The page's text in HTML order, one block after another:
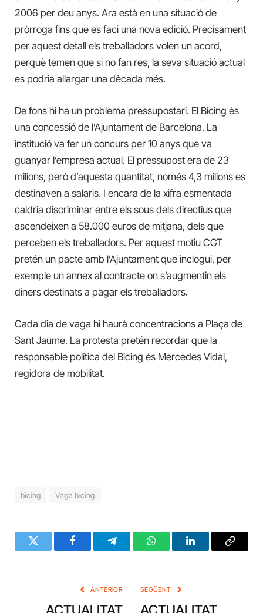
2006 per deu anys. Ara està en una situació de
pròrroga fins que es faci una nova edició. Precisament
per aquest detall els treballadors volen un acord,
perquè temen que si no fan res, la seva situació actual
es podria allargar una dècada més.
De fons hi ha un problema pressupostari. El Bicing és
una concessió de l’Ajuntament de Barcelona. La
institució va fer un concurs per 10 anys que va
guanyar l’empresa actual. El pressupost era de 23
milions, però d’aquesta quantitat, només 4,3 milions es
destinaven a salaris. I encara de la xifra esmentada
caldria discriminar entre els sous dels directius que
ascendeixen a 58.000 euros de mitjana, dels que
perceben els treballadors. Per aquest motiu CGT
pretén un pacte amb l’Ajuntament que inclogui, per
exemple un annex al contracte on s’augmentin els
diners destinats a pagar els treballadors.
Cada dia de vaga hi haurà concentracions a Plaça de
Sant Jaume. La protesta pretén recordar que la
responsable política del Bicing és Mercedes Vidal,
regidora de mobilitat.
bicing Vaga bicing
Twitter FacebookTelegramWhatsAppLinkedInCopy
ANTERIOR SEGÜENT